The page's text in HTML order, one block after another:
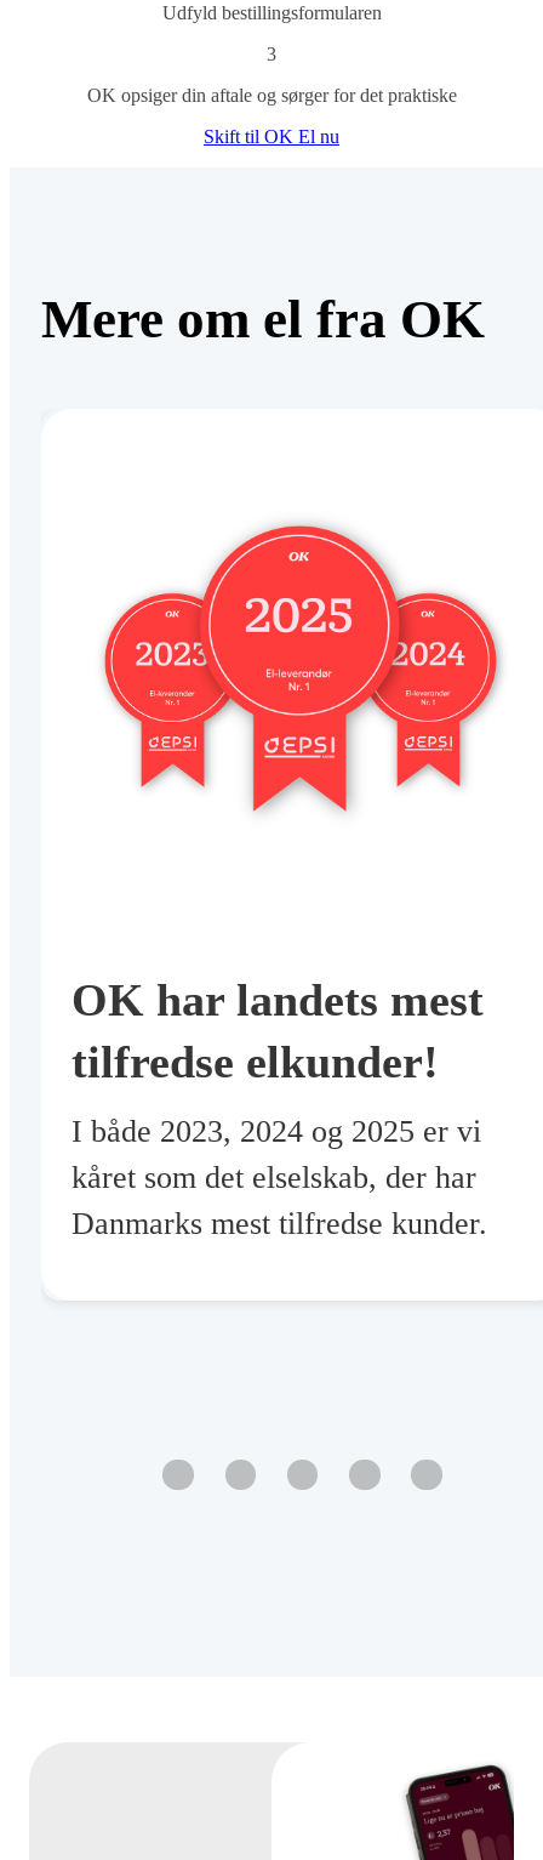
Udfyld bestillingsformularen
3
OK opsiger din aftale og sørger for det praktiske
Skift til OK El nu
Mere om el fra OK
OK har landets mest
tilfredse elkunder!
I både 2023, 2024 og 2025 er vi
kåret som det elselskab, der har
Danmarks mest tilfredse kunder.